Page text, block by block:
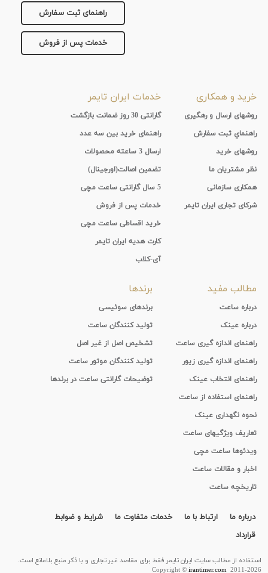
راهنمای ثبت سفارش
خدمات پس از فروش
خرید و همکاری
روشهای ارسال و رهگیری
راهنماي ثبت سفارش
روشهای خرید
نظر مشتریان ما
همکاری سازمانی
شرکای تجاری ایران تایمر
خدمات ایران تایمر
گارانتی 30 روز ضمانت بازگشت
راهنمای خرید بین سه عدد
ارسال 3 ساعته محصولات
تضمین اصالت(اورجینال)
5 سال گارانتی ساعت مچی
خدمات پس از فروش
خرید اقساطی ساعت مچی
کارت هدیه ایران تایمر
آی-کلاب
مطالب مفید
درباره ساعت
درباره عینک
راهنمای اندازه گیری ساعت
راهنمای اندازه گیری زیور
راهنمای انتخاب عینک
راهنمای استفاده از ساعت
نحوه نگهداری عینک
تعاریف ویژگیهای ساعت
ویدئوها ساعت مچی
اخبار و مقالات ساعت
تاریخچه ساعت
برندها
برندهای سوئیسی
تولید کنندگان ساعت
تشخیص اصل از غیر اصل
تولید کنندگان موتور ساعت
توضیحات گارانتی ساعت در برندها
درباره ما ارتباط با ما خدمات متفاوت ما
شرایط و ضوابط
قرارداد
استفاده از مطالب سايت ایران تایمر فقط برای مقاصد غیر تجاری و با ذکر منبع بلامانع است.
Copyright ©irantimer.com2011-2026